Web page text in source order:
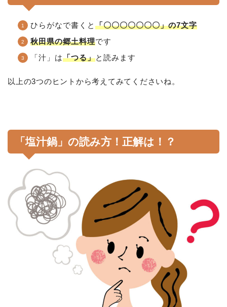
ひらがなで書くと 「〇〇〇〇〇〇〇」の7文字
秋田県の郷土料理です
「汁」は「つる」と読みます
以上の3つのヒントから考えてみてくださいね。
「塩汁鍋」の読み方！正解は！？